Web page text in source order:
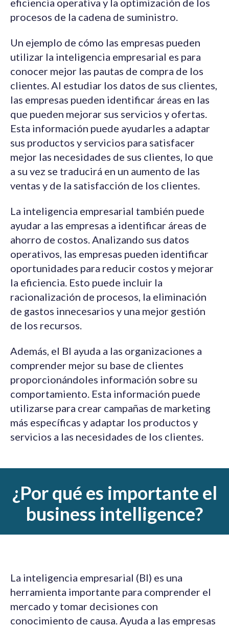
procesos de la cadena de suministro.
Un ejemplo de cómo las empresas pueden
utilizar la inteligencia empresarial es para
conocer mejor las pautas de compra de los
clientes. Al estudiar los datos de sus clientes,
las empresas pueden identificar áreas en las
que pueden mejorar sus servicios y ofertas.
Esta información puede ayudarles a adaptar
sus productos y servicios para satisfacer
mejor las necesidades de sus clientes, lo que
a su vez se traducirá en un aumento de las
ventas y de la satisfacción de los clientes.
La inteligencia empresarial también puede
ayudar a las empresas a identificar áreas de
ahorro de costos. Analizando sus datos
operativos, las empresas pueden identificar
oportunidades para reducir costos y mejorar
la eficiencia. Esto puede incluir la
racionalización de procesos, la eliminación
de gastos innecesarios y una mejor gestión
de los recursos.
Además, el BI ayuda a las organizaciones a
comprender mejor su base de clientes
proporcionándoles información sobre su
comportamiento. Esta información puede
utilizarse para crear campañas de marketing
más específicas y adaptar los productos y
servicios a las necesidades de los clientes.
¿Por qué es importante el
business intelligence?
La inteligencia empresarial (BI) es una
herramienta importante para comprender el
mercado y tomar decisiones con
conocimiento de causa. Ayuda a las empresas